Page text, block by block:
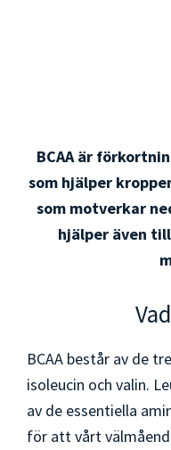
BCAA är
som hjälper
som motverkar
hjälper även
BCAA består av de
isoleucin och valin.
av de essentiella
för att vårt